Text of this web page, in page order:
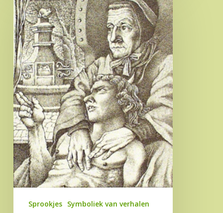
drie
gouden
haren
van
de
duivel
Sprookjes Symboliek van verhalen